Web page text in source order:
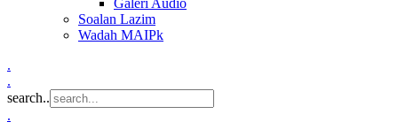
Galeri Audio
Soalan Lazim
Wadah MAIPk
.
.
search..
.